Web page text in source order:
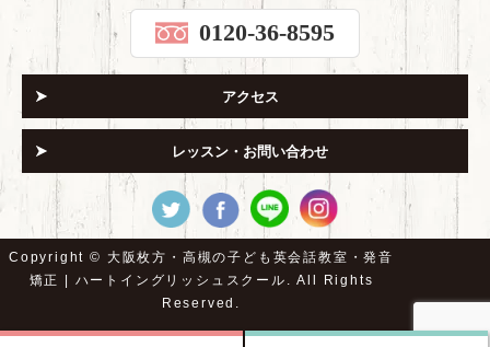
0120-36-8595
アクセス
レッスン・お問い合わせ
Copyright © 大阪枚方・高槻の子ども英会話教室・発音
矯正 | ハートイングリッシュスクール. All Rights
Reserved.